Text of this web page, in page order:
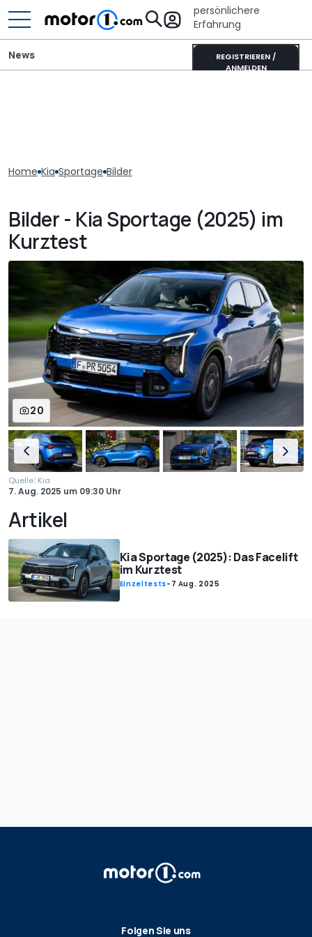
persönlichere
Erfahrung
REGISTRIEREN /
ANMELDEN
News
Home Kia Sportage Bilder
Bilder - Kia Sportage (2025) im
Kurztest
20
Quelle: Kia
7. Aug. 2025 um 09:30 Uhr
Artikel
Kia Sportage (2025): Das Facelift
im Kurztest
Einzeltests- 7 Aug. 2025
Folgen Sie uns